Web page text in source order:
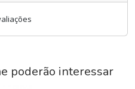
poderão interessar